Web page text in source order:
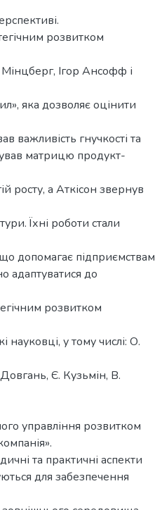
розвитком
Ігор Ансофф і
яка дозволяє оцінити
важливість гнучкості та
матрицю продукт-
росту, а Аткісон звернув
Їхні роботи стали
що допомагає підприємствам
адаптуватися до
розвитком
науковці, у тому числі: О.
Є. Кузьмін, В.
управління розвитком
та практичні аспекти
для забезпечення